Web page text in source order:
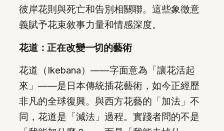
彼岸花則與死亡和告別相關聯。這些象徵意
義賦予花束敘事力量和情感深度。
花道：正在改變一切的藝術
花道（Ikebana）——字面意為「讓花活起
來」——是日本傳統插花藝術，如今正經歷
非凡的全球復興。與西方花藝的「加法」不
同，花道是「減法」過程。實踐者問的不是